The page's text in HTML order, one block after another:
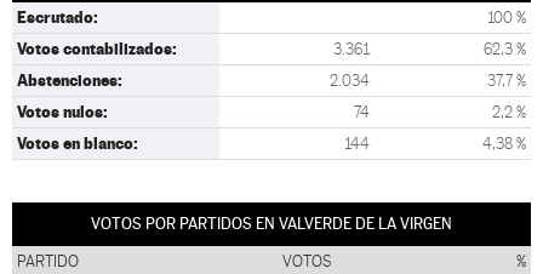
Escrutado: 100 %
Votos contabilizados: 3.361 62,3 %
Abstenciones: 2.034 37,7 %
Votos nulos: 74 2,2 %
Votos en blanco: 144 4,38 %
VOTOS POR PARTIDOS EN VALVERDE DE LA VIRGEN
PARTIDO VOTOS %